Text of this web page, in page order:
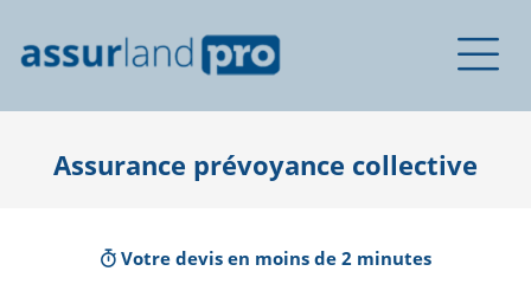
Assurance prévoyance collective
Votre devis en moins de 2 minutes